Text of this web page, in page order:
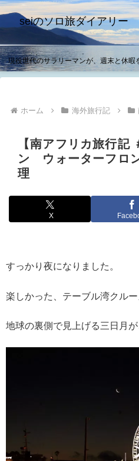
seiのソロ旅ダイアリー
現役世代のサラリーマンが、週末と休暇
ホーム 海外旅行記
【南アフリカ旅行記
ン ウォーターフロ
理
X
すっかり夜になりました。
楽しかった、テーブル湾クルー
地球の裏側で見上げる三日月